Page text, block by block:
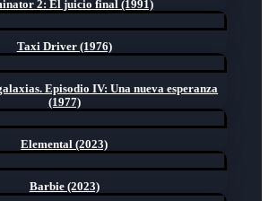
2: El juicio final (1991)
Taxi Driver (1976)
Episodio IV: Una nueva esperanza
(1977)
Elemental (2023)
Barbie (2023)